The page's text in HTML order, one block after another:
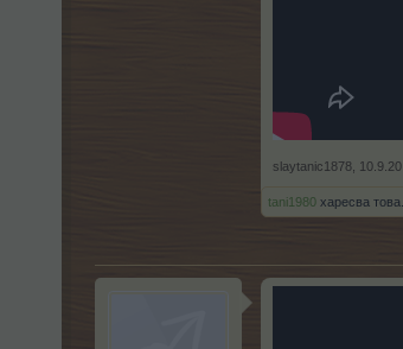
slaytanic1878 10.9.20
tani1980 харесва това.